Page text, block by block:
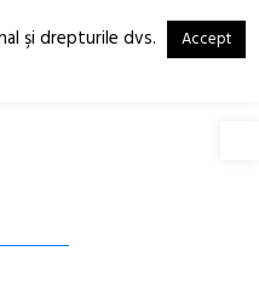
EN
şi drepturile dvs. Accept